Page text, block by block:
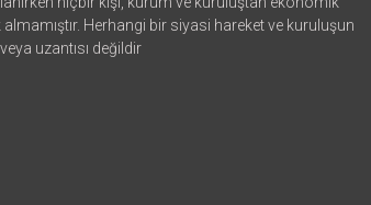
almamıştır. Herhangi bir siyasi hareket ve kuruluşun
uzantısı değildir